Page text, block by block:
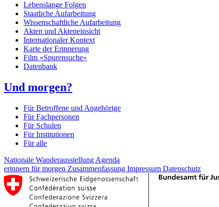
Lebenslange Folgen
Staatliche Aufarbeitung
Wissenschaftliche Aufarbeitung
Akten und Akteneinsicht
Internationaler Kontext
Karte der Erinnerung
Film «Spurensuche»
Datenbank
Und morgen?
Für Betroffene und Angehörige
Für Fachpersonen
Für Schulen
Für Institutionen
Für alle
Nationale Wanderausstellung Agenda
erinnern für morgen Zusammenfassung Impressum Datenschutz